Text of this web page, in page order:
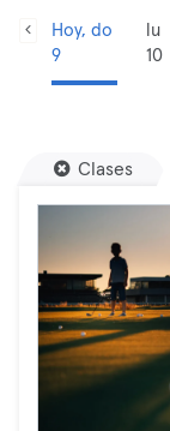
Hoy, do
9
lu
10
Clases